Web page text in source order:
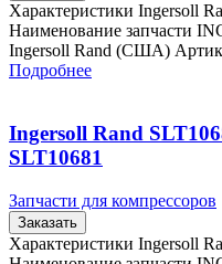
Характеристики Ingersoll
Наименование запчасти
Ingersoll Rand (США)
Подробнее
Ingersoll Rand
SLT10681
Запчасти для компрессоров
Заказать
Характеристики Ingersoll